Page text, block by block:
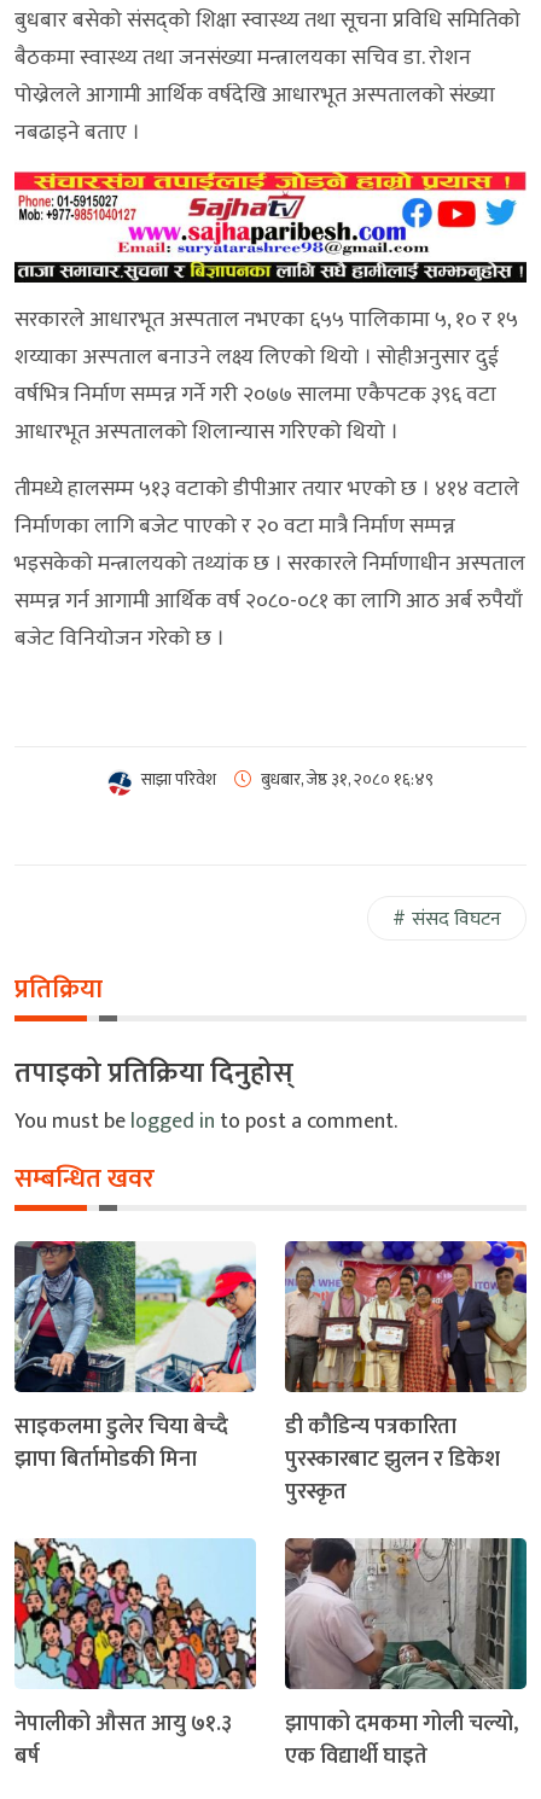
बुधबार बसेको संसद्को शिक्षा स्वास्थ्य तथा सूचना प्रविधि समितिको
बैठकमा स्वास्थ्य तथा जनसंख्या मन्त्रालयका सचिव डा. रोशन
पोख्रेलले आगामी आर्थिक वर्षदेखि आधारभूत अस्पतालको संख्या
नबढाइने बताए ।
सरकारले आधारभूत अस्पताल नभएका ६५५ पालिकामा ५, १० र १५
शय्याका अस्पताल बनाउने लक्ष्य लिएको थियो । सोहीअनुसार दुई
वर्षभित्र निर्माण सम्पन्न गर्ने गरी २०७७ सालमा एकैपटक ३९६ वटा
आधारभूत अस्पतालको शिलान्यास गरिएको थियो ।
तीमध्ये हालसम्म ५१३ वटाको डीपीआर तयार भएको छ । ४१४ वटाले
निर्माणका लागि बजेट पाएको र २० वटा मात्रै निर्माण सम्पन्न
भइसकेको मन्त्रालयको तथ्यांक छ । सरकारले निर्माणाधीन अस्पताल
सम्पन्न गर्न आगामी आर्थिक वर्ष २०८०-०८१ का लागि आठ अर्ब रुपैयाँ
बजेट विनियोजन गरेको छ ।
साझा परिवेश बुधबार, जेष्ठ ३१, २०८० १६:४९
संसद विघटन
प्रतिक्रिया
तपाइको प्रतिक्रिया दिनुहोस्
You must belogged in to post a comment.
सम्बन्धित खवर
साइकलमा डुलेर चिया बेच्दै
झापा बिर्तामोडकी मिना
डी कौडिन्य पत्रकारिता
पुरस्कारबाट झुलन र डिकेश
पुरस्कृत
नेपालीको औसत आयु ७१.३
बर्ष
झापाको दमकमा गोली चल्यो,
एक विद्यार्थी घाइते